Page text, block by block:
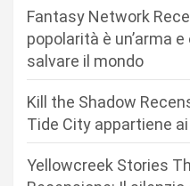
Fantasy Network
popolarità è un’arma
salvare il mondo
Kill the Shadow
Tide City appartiene
Yellowcreek Stories